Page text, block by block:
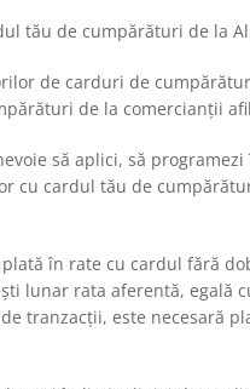
de cumpărături de la
de carduri de
de la comercianții
să aplici, să
cu cardul tău de
în rate cu cardul fără
lunar rata aferentă,
tranzacții, este necesară